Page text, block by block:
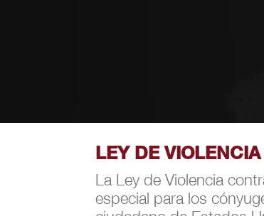
LEY DE
La Ley de Violencia
especial para los